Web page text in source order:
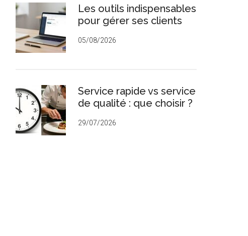
principaleLes outils indispensables
pour gérer ses clients
05/08/2026
Service rapide vs service
de qualité : que choisir ?
29/07/2026